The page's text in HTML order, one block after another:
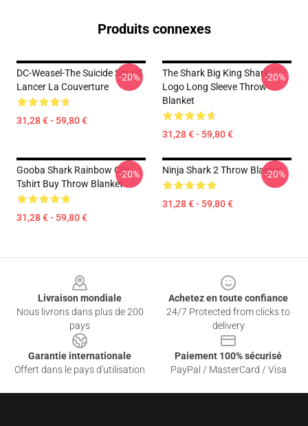
Produits connexes
DC-Weasel-The Suicide Squad
Lancer La Couverture
31,28 € - 59,80 €
-20%
The Shark Big King Shark
Logo Long Sleeve Throw
Blanket
31,28 € - 59,80 €
-20%
Gooba Shark Rainbow Clip
Tshirt Buy Throw Blanket
31,28 € - 59,80 €
-20% Ninja Shark 2 Throw Blanket
31,28 € - 59,80 €
-20%
Livraison mondiale
Nous livrons dans plus de 200
pays
Achetez en toute confiance
24/7 Protected from clicks to
delivery
Garantie internationale
Offert dans le pays d'utilisation
Paiement 100% sécurisé
PayPal / MasterCard / Visa